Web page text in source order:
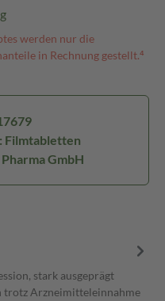
werden nur die
in Rechnung gestellt.⁴
Filmtabletten
GmbH
stark ausgeprägt
trotz Arzneimitteleinnahme